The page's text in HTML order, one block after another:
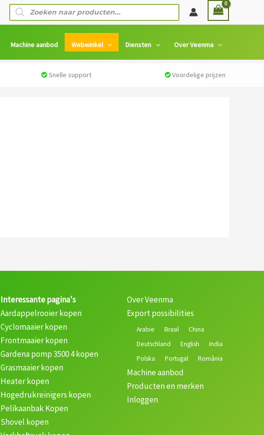
Producten
zoeken
Machine aanbod Webwinkel Diensten Over Veenma
Interessante pagina's
Aardappelrooier kopen
Cyclomaaier kopen
Frontmaaier kopen
Gardena pomp 3500 4 kopen
Grasmaaier kopen
Heater kopen
Hogedrukreinigers kopen
Pelikaanbak Kopen
Shovel kopen
Over Veenma
Export possibilities
Arabie Brasil
China
Deutschland
English
India
Polska
Portugal România
Machine aanbod
Producten en merken
Inloggen
Snelle support Voordelige prijzen